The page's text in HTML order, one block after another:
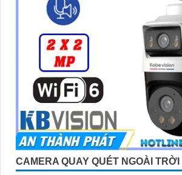
CAMERA QUAY QUÉT NGOÀI